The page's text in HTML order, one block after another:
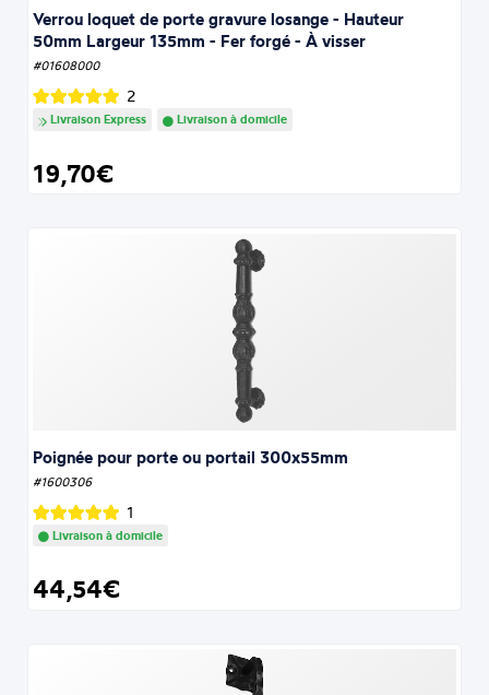
Verrou loquet de porte gravure losange - Hauteur
50mm Largeur 135mm - Fer forgé - À visser
#01608000
2
Livraison Express Livraison à domicile
19,70€
Poignée pour porte ou portail 300x55mm
#1600306
1
Livraison à domicile
44,54€